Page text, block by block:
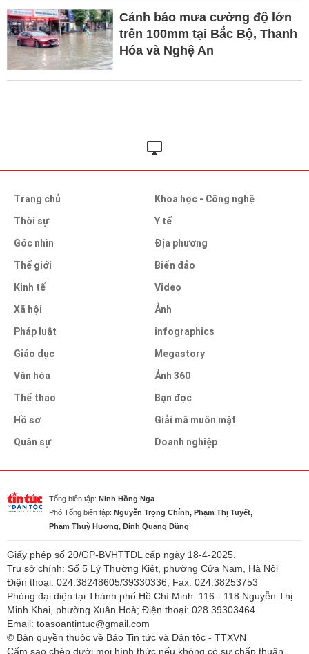
Cảnh báo mưa cường độ lớn
trên 100mm tại Bắc Bộ, Thanh
Hóa và Nghệ An
Trang chủ
Thời sự
Góc nhìn
Thế giới
Kinh tế
Xã hội
Pháp luật
Giáo dục
Văn hóa
Thể thao
Hồ sơ
Quân sự
Khoa học - Công nghệ
Y tế
Địa phương
Biển đảo
Video
Ảnh
infographics
Megastory
Ảnh 360
Bạn đọc
Giải mã muôn mặt
Doanh nghiệp
Tổng biên tập: Ninh Hồng Nga
Phó Tổng biên tập: Nguyễn Trọng Chính, Phạm Thị Tuyết,
Phạm Thuỳ Hương, Đinh Quang Dũng
Giấy phép số 20/GP-BVHTTDL cấp ngày 18-4-2025.
Trụ sở chính: Số 5 Lý Thường Kiệt, phường Cửa Nam, Hà Nội
Điện thoại: 024.38248605/39330336; Fax: 024.38253753
Phòng đại diện tại Thành phố Hồ Chí Minh: 116 - 118 Nguyễn Thị
Minh Khai, phường Xuân Hoà; Điện thoại: 028.39303464
Email: toasoantintuc@gmail.com
© Bản quyền thuộc về Báo Tin tức và Dân tộc - TTXVN
Cấm sao chép dưới mọi hình thức nếu không có sự chấp thuận